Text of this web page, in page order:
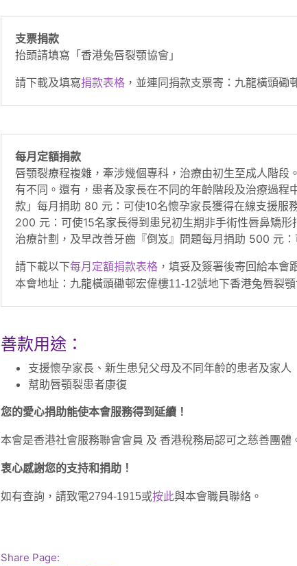
支票捐款
抬頭請填寫「香港兔唇裂顎協會」
請下載及填寫捐款表格 ，並連同捐款支票寄：九龍橫頭磡
每月定額捐款
唇顎裂療程複雜，牽涉幾個專科，治療由初生至成人階
有不同。還有，患者及家長在不同的年齡階段及治療過
款」每月捐助 80 元：可使10名懷孕家長獲得在線支援服
200 元：可使15名家長得到患兒初生期非手術性唇鼻矯
治療計劃，及早改善牙齒『倒岌』問題每月捐助 500 元
請下載以下每月定額捐款表格 ，填妥及簽署後寄回給本會
本會地址：九龍橫頭磡邨宏偉樓11-12號地下香港兔唇裂顎
善款用途：
支援懷孕家長、新生患兒父母及不同年齡的患者及家人
幫助唇顎裂患者康復
您的愛心捐助能使本會服務得到延續！
本會是香港社會服務聯會會員 及 香港稅務局認可之慈善團體
衷心感謝您的支持和捐助！
如有查詢，請致電2794-1915或按此與本會職員聯絡。
Share Page: